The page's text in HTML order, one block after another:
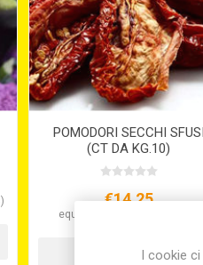
POMODORI SECCHI SFUSI
(CT DA KG.10)
€14,25
equivale a €14,25 per 1 kg(s)
I cookie